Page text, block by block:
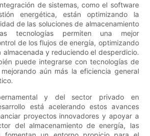
de sistemas, como el software
energética, están optimizando la
de las soluciones de almacenamiento
tecnologías permiten una mejor
de los flujos de energía, optimizando
almacenada y reduciendo el desperdicio.
puede integrarse con tecnologías de
aún más la eficiencia general
y del sector privado en
está acelerando estos avances
proyectos innovadores y apoyar a
del almacenamiento de energía, las